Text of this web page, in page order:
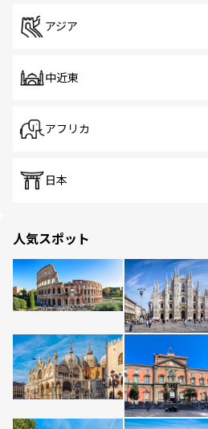
アジア
中近東
アフリカ
日本
人気スポット